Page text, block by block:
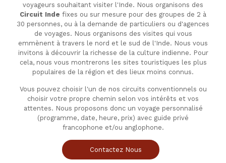
voyageurs souhaitant visiter l'Inde. Nous organisons des
Circuit Inde fixes ou sur mesure pour des groupes de 2 à
30 personnes, ou à la demande de particuliers ou d'agences
de voyages. Nous organisons des visites qui vous
emmènent à travers le nord et le sud de l'Inde. Nous vous
invitons à découvrir la richesse de la culture indienne. Pour
cela, nous vous montrerons les sites touristiques les plus
populaires de la région et des lieux moins connus.
Vous pouvez choisir l'un de nos circuits conventionnels ou
choisir votre propre chemin selon vos intérêts et vos
attentes. Nous proposons donc un voyage personnalisé
(programme, date, heure, prix) avec guide privé
francophone et/ou anglophone.
Contactez Nous